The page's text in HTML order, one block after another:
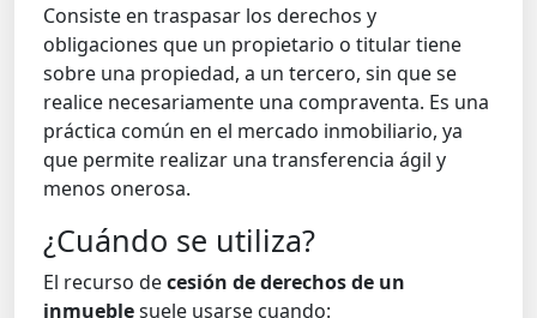
Consiste en traspasar los derechos y
obligaciones que un propietario o titular tiene
sobre una propiedad, a un tercero, sin que se
realice necesariamente una compraventa. Es una
práctica común en el mercado inmobiliario, ya
que permite realizar una transferencia ágil y
menos onerosa.
¿Cuándo se utiliza?
El recurso decesión de derechos de un
inmueblesuele usarse cuando: